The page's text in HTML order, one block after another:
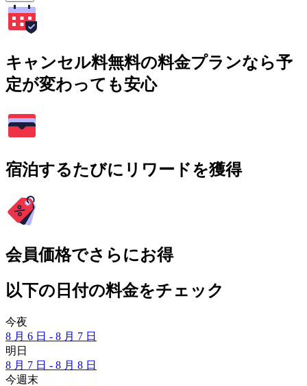
キャンセル料無料の料金プランなら予
定が変わっても安心
宿泊するたびにリワードを獲得
会員価格でさらにお得
以下の日付の料金をチェック
今夜
8 月 6 日 - 8 月 7 日
明日
8 月 7 日 - 8 月 8 日
今週末